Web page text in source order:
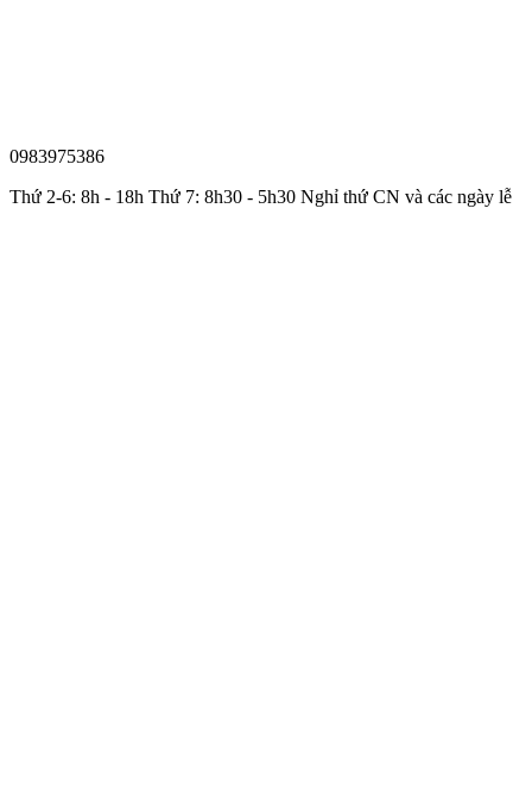
0983975386
Thứ 2-6: 8h - 18h Thứ 7: 8h30 - 5h30 Nghỉ thứ CN và các ngày lễ